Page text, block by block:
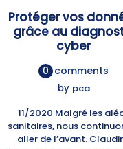
Protéger vos
grâce au
cyber
0 comments
by pca
11/2020 Malgré les
sanitaires, nous
aller de l’avant.